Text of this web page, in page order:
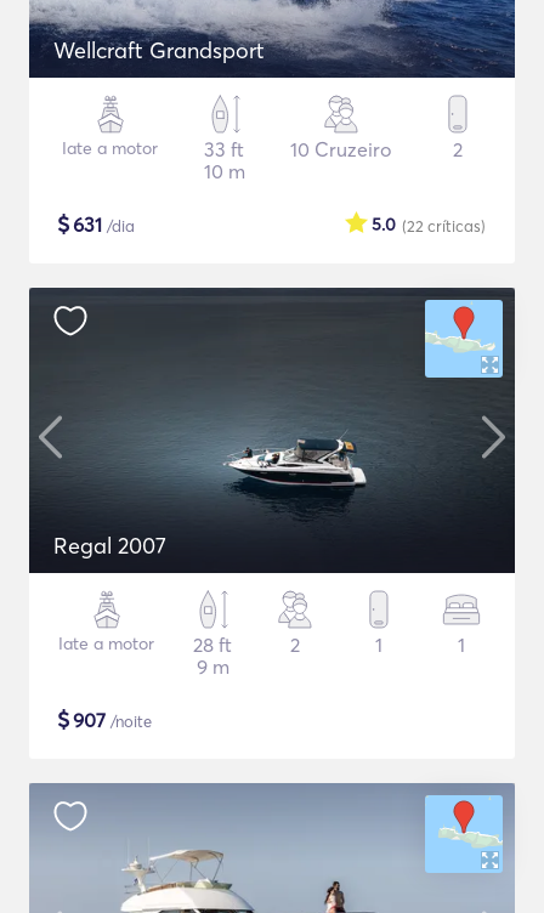
Wellcraft Grandsport
Iate a motor
33 ft
10 m
10 Cruzeiro 2
$631 /dia (22 críticas)
5.0
Regal 2007
Iate a motor
28 ft
9 m
2 1 1
$907 /noite